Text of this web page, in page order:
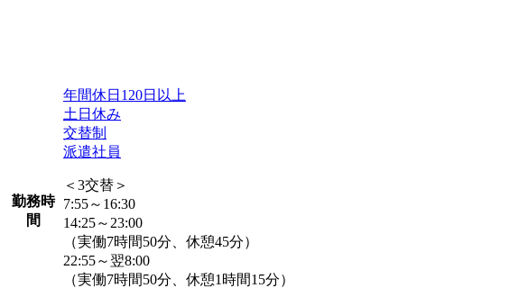
勤務時
間
年間休日120日以上
土日休み
交替制
派遣社員
＜3交替＞
7:55～16:30
14:25～23:00
（実働7時間50分、休憩45分）
22:55～翌8:00
（実働7時間50分、休憩1時間15分）